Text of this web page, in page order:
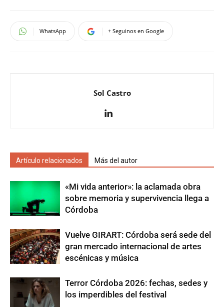
WhatsApp + Seguinos en Google
Sol Castro
Artículo relacionados Más del autor
«Mi vida anterior»: la aclamada obra
sobre memoria y supervivencia llega a
Córdoba
Vuelve GIRART: Córdoba será sede del
gran mercado internacional de artes
escénicas y música
Terror Córdoba 2026: fechas, sedes y
los imperdibles del festival